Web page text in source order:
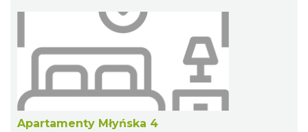
Apartamenty Młyńska 4